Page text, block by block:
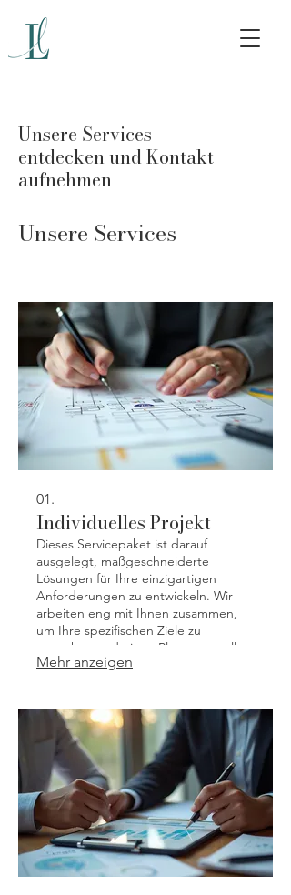
Unsere Services
entdecken und Kontakt
aufnehmen
Unsere Services
01.
Individuelles Projekt
Dieses Servicepaket ist darauf
ausgelegt, maßgeschneiderte
Lösungen für Ihre einzigartigen
Anforderungen zu entwickeln. Wir
arbeiten eng mit Ihnen zusammen,
um Ihre spezifischen Ziele zu
verstehen und einen Plan zu erstellen,
der perfekt auf Ihre Bedürfnisse
erhalten Sie eine Lösung, die genau
auf Sie zugeschnitten ist.
Mehr anzeigen